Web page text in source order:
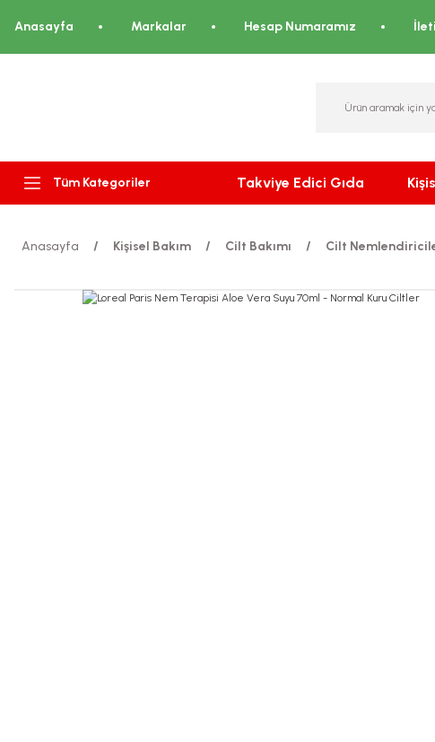
Anasayfa Markalar Hesap Numaramız
Tüm Kategoriler Takviye Edici Gıda
Anasayfa Kişisel Bakım Cilt Bakımı Cilt